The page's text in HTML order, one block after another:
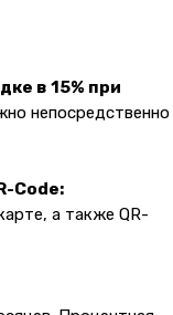
в 15% при
непосредственно
Code:
а также QR-